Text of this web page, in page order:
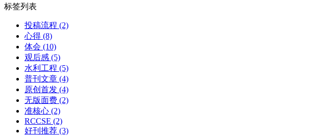
标签列表
投稿流程 (2)
心得 (8)
体会 (10)
观后感 (5)
水利工程 (5)
普刊文章 (4)
原创首发 (4)
无版面费 (2)
准核心 (2)
RCCSE (2)
好刊推荐 (3)